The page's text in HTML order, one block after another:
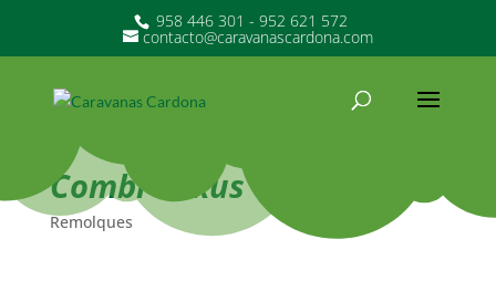
958 446 301 - 952 621 572
contacto@caravanascardona.com
Combi-Luxus
Remolques